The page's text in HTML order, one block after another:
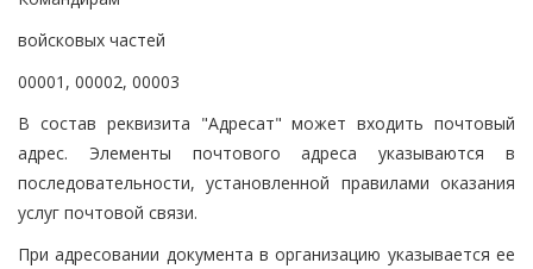
войсковых частей
00001, 00002, 00003
В состав реквизита "Адресат" может входить почтовый
адрес. Элементы почтового адреса указываются в
последовательности, установленной правилами оказания
услуг почтовой связи.
При адресовании документа в организацию указывается ее